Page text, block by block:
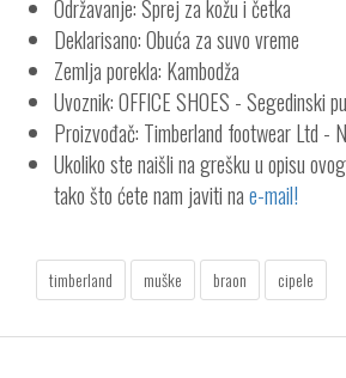
Održavanje: Sprej za kožu i četka
Deklarisano: Obuća za suvo vreme
Zemlja porekla: Kambodža
Uvoznik: OFFICE SHOES - Segedinski
Proizvođač: Timberland footwear Ltd -
Ukoliko ste naišli na grešku u opisu
tako što ćete nam javiti nae-mail!
timberland muške braon cipele